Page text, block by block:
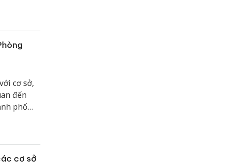
cơ sở,
đến
phố
cơ sở